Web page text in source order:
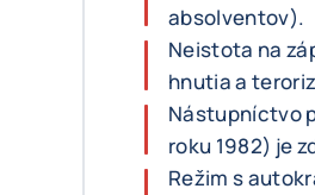
absolventov).
Neistota na
hnutia a
Nástupníctvo
roku 1982) je
Režim s